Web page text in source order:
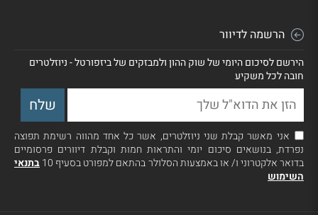
הרשמה לדיוור
הירשם לסיכום היומי של שוק ההון ולמבזקים של ביזפורטל - ניוזלטרים
חובה לכל משקיע
אני מאשר קבלת שני ניוזלטרים, אשר כל אחד מהווה רשימת תפוצה
נפרדת, בנושאים סיכום יומי והתראות חמות וקבלת דיוורים פרסומיים
בדואר אלקטרוני ו/ או באמצעות הסלולר בהתאם למפורט בסעיף 10
בתנאי
השימוש